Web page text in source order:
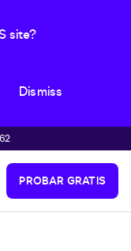
site?
Dismiss
PROBAR GRATIS